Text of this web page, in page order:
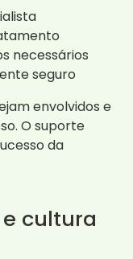
necessários
seguro
envolvidos e
O suporte
da
cultura